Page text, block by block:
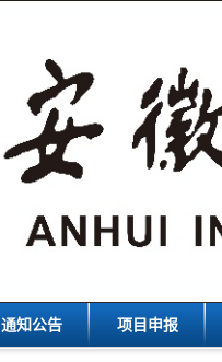
通知公告 项目申报